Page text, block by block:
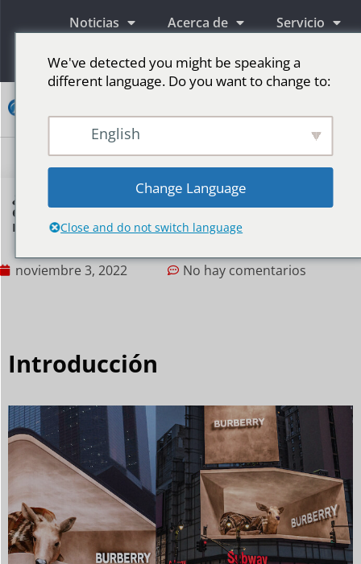
Noticias Acerca de Servicio
Información
¿Por qué Naked Eye 3D LED Consumer Traffic
es una contraseña para el marketing de las
marcas de lujo?
noviembre 3, 2022 No hay comentarios
Introducción
We've detected you might be speaking a
different language. Do you want to change to:
English
Change Language
Close and do not switch language